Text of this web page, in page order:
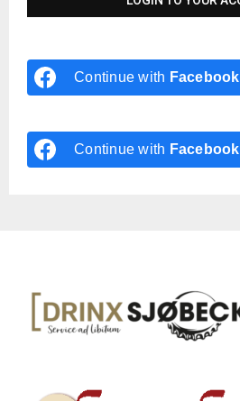
Continue with Facebook
Continue with Facebook